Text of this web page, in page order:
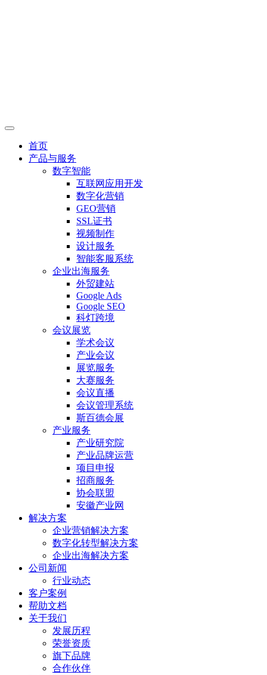
首页
产品与服务
数字智能
互联网应用开发
数字化营销
GEO营销
SSL证书
视频制作
设计服务
智能客服系统
企业出海服务
外贸建站
Google Ads
Google SEO
科灯跨境
会议展览
学术会议
产业会议
展览服务
大赛服务
会议直播
会议管理系统
斯百德会展
产业服务
产业研究院
产业品牌运营
项目申报
招商服务
协会联盟
安徽产业网
解决方案
企业营销解决方案
数字化转型解决方案
企业出海解决方案
公司新闻
行业动态
客户案例
帮助文档
关于我们
发展历程
荣誉资质
旗下品牌
合作伙伴